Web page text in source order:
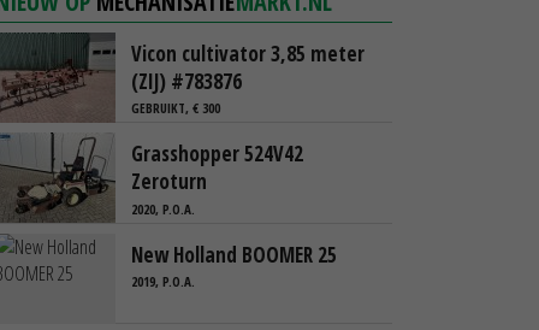
Vicon cultivator 3,85 meter
(ZIJ) #783876
GEBRUIKT, € 300
Grasshopper 524V42
Zeroturn
2020, P.O.A.
New Holland BOOMER 25
2019, P.O.A.